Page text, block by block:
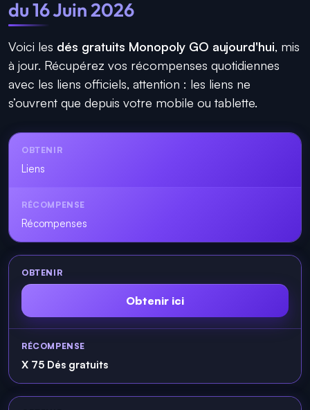
du 16 Juin 2026
Voici les dés gratuits Monopoly GO aujourd'hui, mis
à jour. Récupérez vos récompenses quotidiennes
avec les liens officiels, attention : les liens ne
s’ouvrent que depuis votre mobile ou tablette.
Liens
Récompenses
Obtenir ici
X 75 Dés gratuits